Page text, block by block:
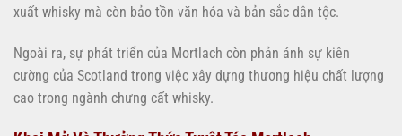
xuất whisky mà còn bảo tồn văn hóa và bản sắc dân tộc.
Ngoài ra, sự phát triển của Mortlach còn phản ánh sự kiên
cường của Scotland trong việc xây dựng thương hiệu chất lượng
cao trong ngành chưng cất whisky.